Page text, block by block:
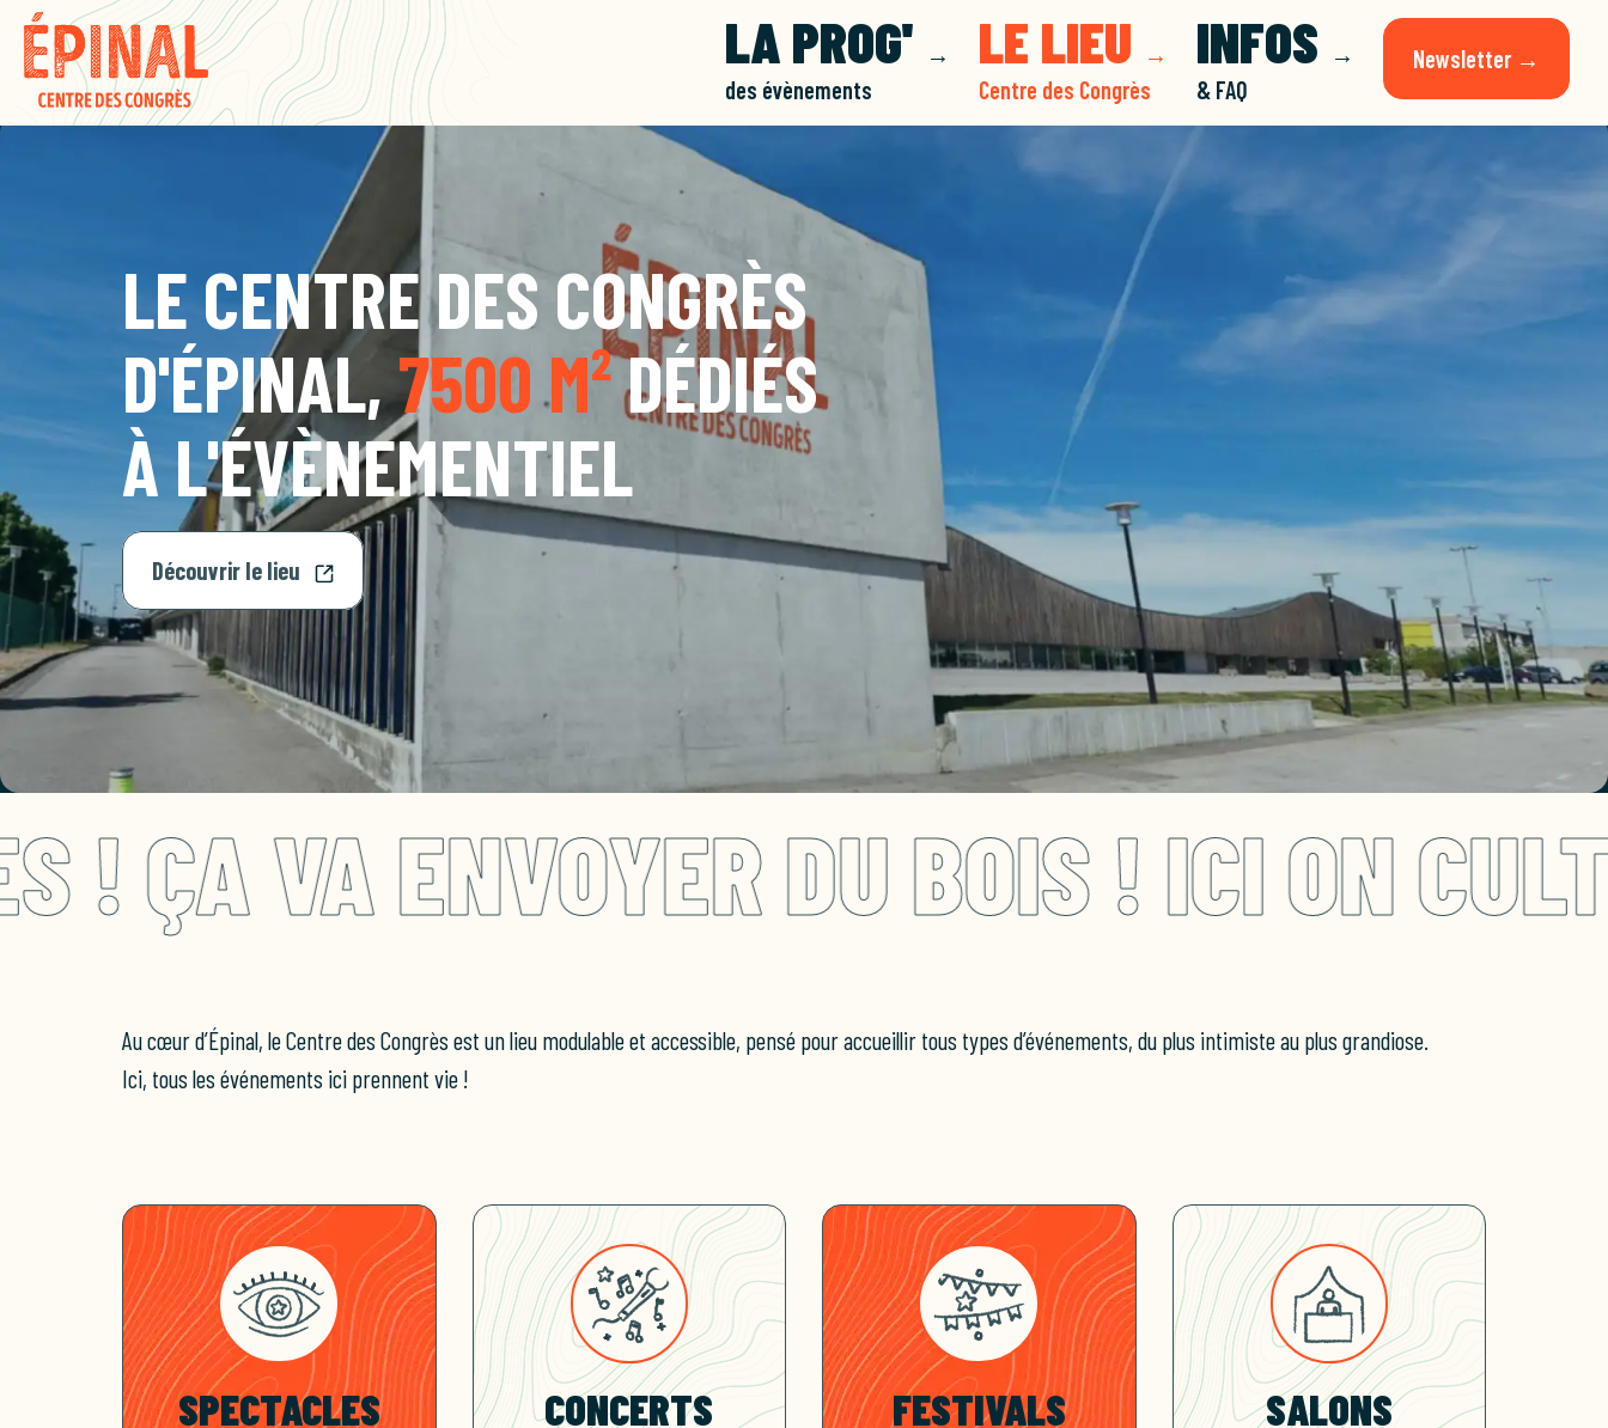
LA PROG'
→
des évènements
LE LIEU
→
Centre des Congrès
INFOS
→
& FAQ
Newsletter →
LE CENTRE DES CONGRÈS
D'ÉPINAL,7500 M²DÉDIÉS
À L'ÉVÈNEMENTIEL
Découvrir le lieu
DU BOIS ! ICI ON CULTIVE
Au cœur d’Épinal, le Centre des Congrès est un lieu modulable et accessible, pensé pour accueillir tous types d’événements, du plus intimiste au plus grandiose.
Ici, tous les événements ici prennent vie !
SPECTACLES CONCERTS FESTIVALS SALONS